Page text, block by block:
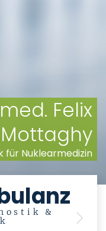
Felix
Mottaghy
für Nuklearmedizin
&
Next